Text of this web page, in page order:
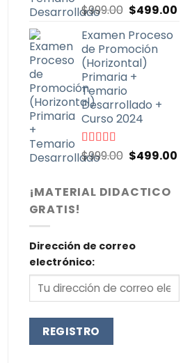
Valorado
con
5
$999.00 El
original
era:
$999.00.
$499.00
Examen Proceso
de Promoción
(Horizontal)
Primaria +
Temario
Desarrollado +
Curso 2024
Valorado
con
$999.00 El
era:
$499.00
¡MATERIAL DIDACTICO
GRATIS!
Dirección de correo
electrónico: